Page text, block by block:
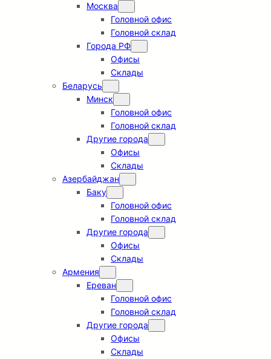
Москва
Головной офис
Головной склад
Города РФ
Офисы
Склады
Беларусь
Минск
Головной офис
Головной склад
Другие города
Офисы
Склады
Азербайджан
Баку
Головной офис
Головной склад
Другие города
Офисы
Склады
Армения
Ереван
Головной офис
Головной склад
Другие города
Офисы
Склады